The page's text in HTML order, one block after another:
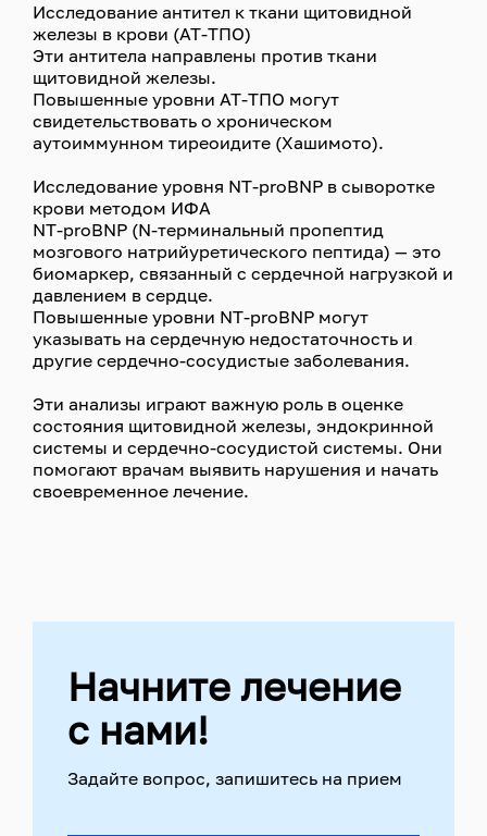
Исследование антител к ткани щитовидной
железы в крови (АТ-ТПО)
Эти антитела направлены против ткани
щитовидной железы.
Повышенные уровни АТ-ТПО могут
свидетельствовать о хроническом
аутоиммунном тиреоидите (Хашимото).
Исследование уровня NT-proBNP в сыворотке
крови методом ИФА
NT-proBNP (N-терминальный пропептид
мозгового натрийуретического пептида) — это
биомаркер, связанный с сердечной нагрузкой и
давлением в сердце.
Повышенные уровни NT-proBNP могут
указывать на сердечную недостаточность и
другие сердечно-сосудистые заболевания.
Эти анализы играют важную роль в оценке
состояния щитовидной железы, эндокринной
системы и сердечно-сосудистой системы. Они
помогают врачам выявить нарушения и начать
своевременное лечение.
Начните лечение
с нами!
Задайте вопрос, запишитесь на прием